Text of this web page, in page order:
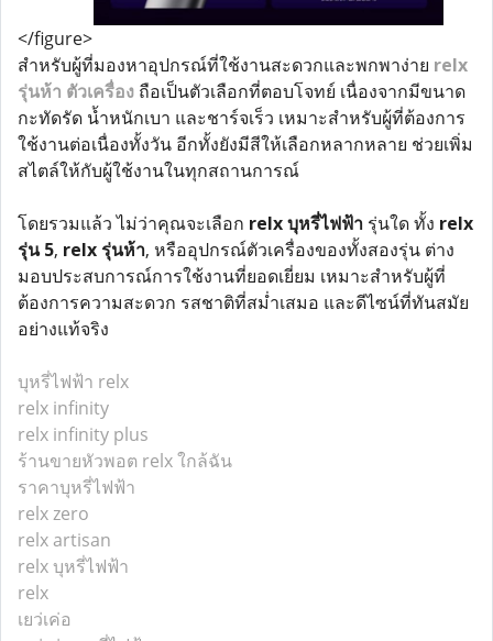
</figure>
สำหรับผู้ที่มองหาอุปกรณ์ที่ใช้งานสะดวกและพกพาง่าย relx
รุ่นห้า ตัวเครื่อง ถือเป็นตัวเลือกที่ตอบโจทย์ เนื่องจากมีขนาด
กะทัดรัด น้ำหนักเบา และชาร์จเร็ว เหมาะสำหรับผู้ที่ต้องการ
ใช้งานต่อเนื่องทั้งวัน อีกทั้งยังมีสีให้เลือกหลากหลาย ช่วยเพิ่ม
สไตล์ให้กับผู้ใช้งานในทุกสถานการณ์
โดยรวมแล้ว ไม่ว่าคุณจะเลือก relx บุหรี่ไฟฟ้า รุ่นใด ทั้ง relx
รุ่น 5, relx รุ่นห้า, หรืออุปกรณ์ตัวเครื่องของทั้งสองรุ่น ต่าง
มอบประสบการณ์การใช้งานที่ยอดเยี่ยม เหมาะสำหรับผู้ที่
ต้องการความสะดวก รสชาติที่สม่ำเสมอ และดีไซน์ที่ทันสมัย
อย่างแท้จริง
บุหรี่ไฟฟ้า relx
relx infinity
relx infinity plus
ร้านขายหัวพอต relx ใกล้ฉัน
ราคาบุหรี่ไฟฟ้า
relx zero
relx artisan
relx บุหรี่ไฟฟ้า
relx
เยว่เค่อ